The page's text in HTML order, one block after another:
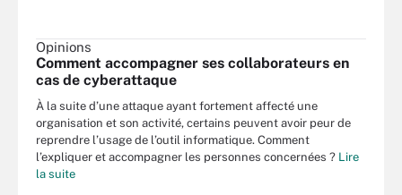
Opinions
Comment accompagner ses collaborateurs en
cas de cyberattaque
À la suite d’une attaque ayant fortement affecté une
organisation et son activité, certains peuvent avoir peur de
reprendre l’usage de l’outil informatique. Comment
l’expliquer et accompagner les personnes concernées ? Lire
la suite